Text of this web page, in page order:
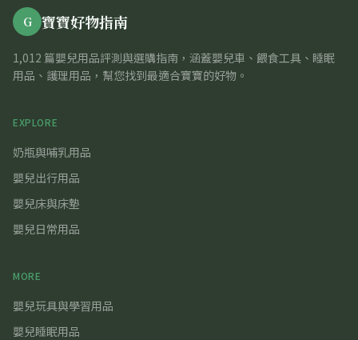
G 寶寶好物指南
1,012 篇嬰兒用品評測與選購指南，涵蓋嬰兒車、餵食工具、睡眠
用品、護理用品，幫您找到最適合寶寶的好物。
EXPLORE
奶瓶與哺乳用品
嬰兒出行用品
嬰兒床與床墊
嬰兒日常用品
MORE
嬰兒玩具與學習用品
嬰兒睡眠用品